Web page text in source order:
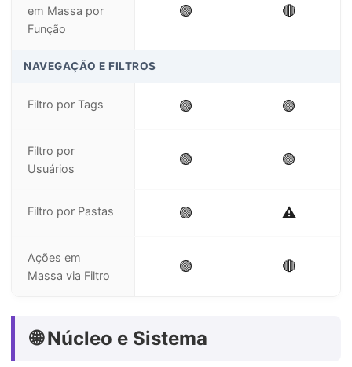
em Massa por
Função
🟢 🔴
NAVEGAÇÃO E FILTROS
Filtro por Tags 🟢 🟢
Filtro por
Usuários
🟢 🟢
Filtro por Pastas 🟢 ⚠️
Ações em
Massa via Filtro
🟢 🔴
🌐 Núcleo e Sistema